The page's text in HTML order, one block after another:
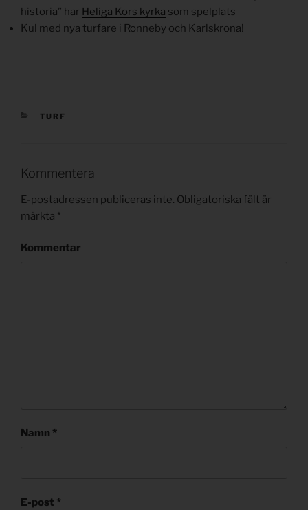
historia” har Heliga Kors kyrka som spelplats
Kul med nya turfare i Ronneby och Karlskrona!
KATEGORIER
TURF
Kommentera
E-postadressen publiceras inte. Obligatoriska fält är
märkta *
Kommentar
Namn *
E-post *